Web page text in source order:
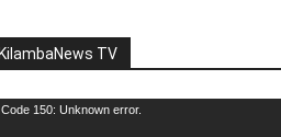
TV
Code 150: Unknown error.